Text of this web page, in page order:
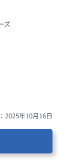
ズ
2025年10月16日